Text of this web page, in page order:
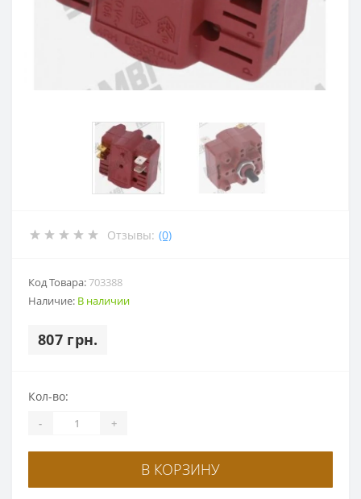
Отзывы: (0)
Код Товара:703388
Наличие: В наличии
807 грн.
Кол-во:
- +
В КОРЗИНУ